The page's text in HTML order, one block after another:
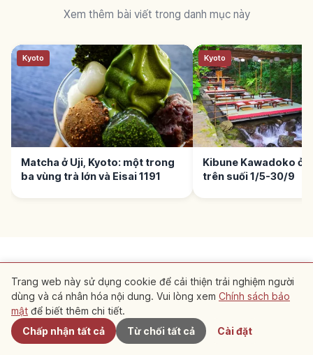
Xem thêm bài viết trong danh mục này
Kyoto
Matcha ở Uji, Kyoto: một trong
ba vùng trà lớn và Eisai 1191
Kyoto
Kibune Kawadoko ở
trên suối 1/5-30/9
Gần đây
Điều khoản dịch vụChính sách bảo mật
Copyright © 2026 JeePe Inc. All rights reserved.
Trang web này sử dụng cookie để cải thiện trải nghiệm người
dùng và cá nhân hóa nội dung. Vui lòng xem Chính sách bảo
mật để biết thêm chi tiết.
Chấp nhận tất cả
Từ chối tất cả Cài đặt